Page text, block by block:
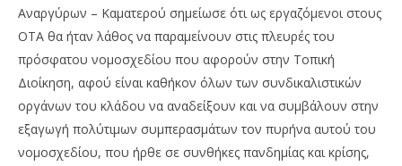
Αναργύρων – Καματερού σημείωσε ότι ως εργαζόμενοι στους
ΟΤΑ θα ήταν λάθος να παραμείνουν στις πλευρές του
πρόσφατου νομοσχεδίου που αφορούν στην Τοπική
Διοίκηση, αφού είναι καθήκον όλων των συνδικαλιστικών
οργάνων του κλάδου να αναδείξουν και να συμβάλουν στην
εξαγωγή πολύτιμων συμπερασμάτων τον πυρήνα αυτού του
νομοσχεδίου, που ήρθε σε συνθήκες πανδημίας και κρίσης,